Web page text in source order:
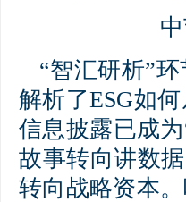
“智汇研析”
解析了ESG如
信息披露已成
故事转向讲数
转向战略资本